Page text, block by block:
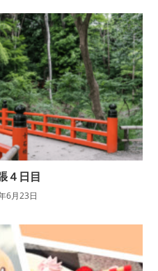
４日目
6月23日